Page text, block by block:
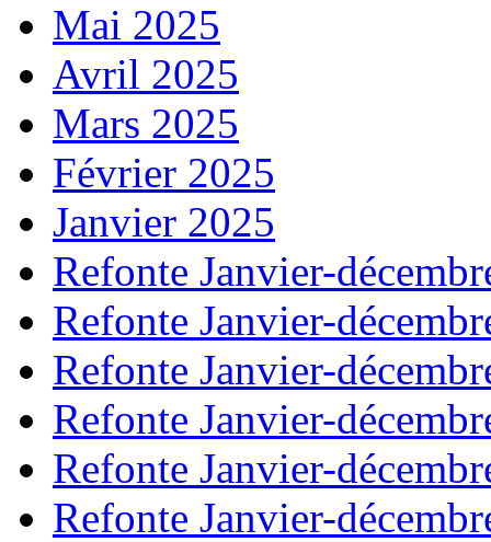
Mai 2025
Avril 2025
Mars 2025
Février 2025
Janvier 2025
Refonte Janvier-
Refonte Janvier-
Refonte Janvier-
Refonte Janvier-
Refonte Janvier-
Refonte Janvier-